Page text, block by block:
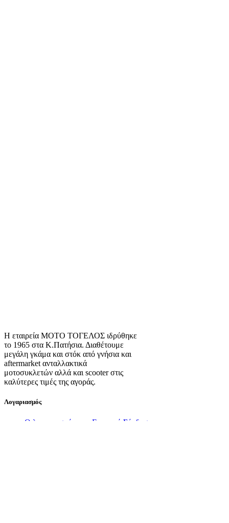
Η εταιρεία ΜΟΤΟ ΤΟΓΕΛΟΣ ιδρύθηκε
το 1965 στα Κ.Πατήσια. Διαθέτουμε
μεγάλη γκάμα και στόκ από γνήσια και
aftermarket ανταλλακτικά
μοτοσυκλετών αλλά και scooter στις
καλύτερες τιμές της αγοράς.
Λογαριασμός
Ο λογαριασμός μου Εγγραφή Σύνδεση